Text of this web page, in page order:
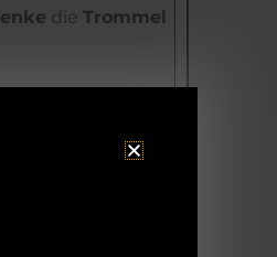
dieTrommel